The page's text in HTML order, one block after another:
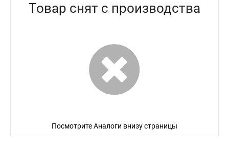
Товар снят с производства
Посмотрите Аналоги внизу страницы